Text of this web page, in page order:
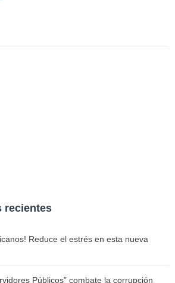
recientes
Reduce el estrés en esta nueva
Públicos” combate la corrupción